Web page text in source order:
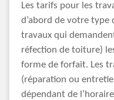
Les tarifs pour les
d’abord de votre type
travaux qui
réfection de toiture)
forme de forfait. Les
(réparation ou
dépendant de